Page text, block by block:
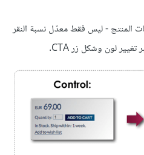
المنتج - ليس فقط معدّل نسبة النقر